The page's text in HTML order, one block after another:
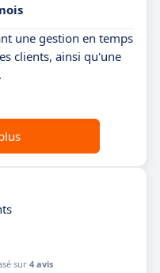
une gestion en temps
clients, ainsi qu'une
sur 4 avis